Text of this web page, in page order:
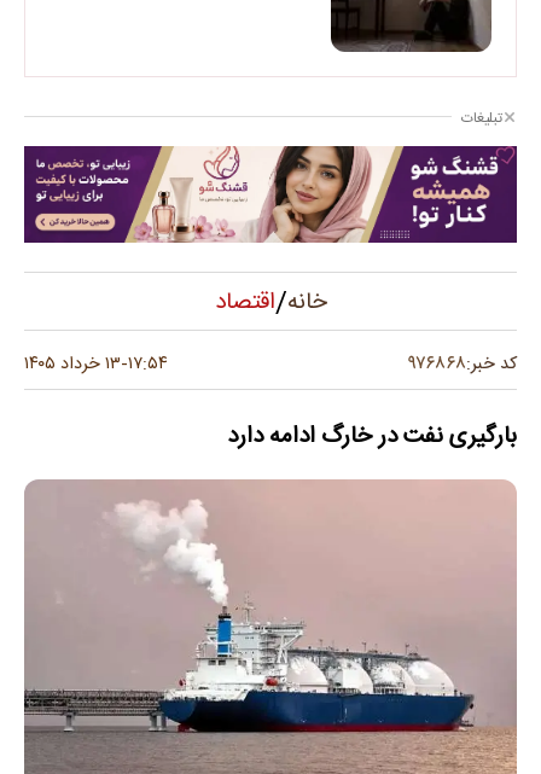
تبلیغات
خانه/اقتصاد
کد خبر:۹۷۶۸۶۸ ۱۷:۵۴-۱۳ خرداد ۱۴۰۵
بارگیری نفت در خارگ ادامه دارد